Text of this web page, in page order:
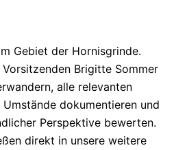
Gebiet der Hornisgrinde.
Brigitte Sommer
alle relevanten
dokumentieren und
Perspektive bewerten.
direkt in unsere weitere